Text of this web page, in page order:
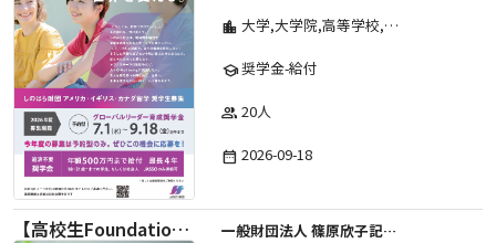
location_city 大学,大学院,高等学校,その他,高等専門学校,専修学校,短期大学
school奨学金-給付
group 20人
date_range 2026-09-18
【高校生Foundation Course 】2026年度 しのはら財団 アメリカ・イギリス・カナダ英語留学奨学金
一般財団法人 篠原欣子記念財団 (海外留学奨学金グループ)